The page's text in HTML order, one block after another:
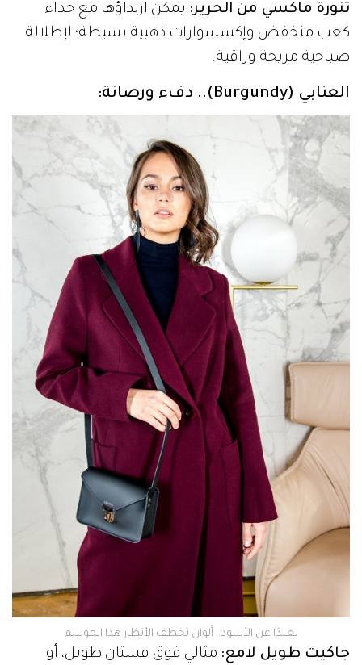
تنورة ماكسي من الحرير: يمكن ارتداؤها مع حذاء
كعب منخفض وإكسسوارات ذهبية بسيطة؛ لإطلالة
صباحية مريحة وراقية.
العنابي (Burgundy).. دفء ورصانة:
بعيدًا عن الأسود.. ألوان تخطف الأنظار هذا الموسم
جاكيت طويل لامع: مثالي فوق فستان طويل، أو